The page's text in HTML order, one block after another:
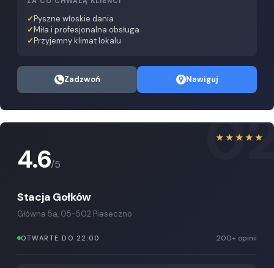
Pyszne włoskie dania
Miła i profesjonalna obsługa
Przyjemny klimat lokalu
Zadzwoń Nawiguj
★★★★★
4.6/5
Stacja Gołków
Główna 5a, 05-502 Piaseczno
OTWARTE DO 22:00 200+ opinii